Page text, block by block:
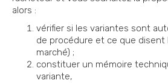
alors :
vérifier si les variantes sont
de procédure et ce que disent
marché) ;
constituer un mémoire
variante,